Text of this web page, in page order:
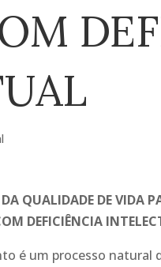
QUALIDADE DE VIDA
DEFICIÊNCIA
é um processo